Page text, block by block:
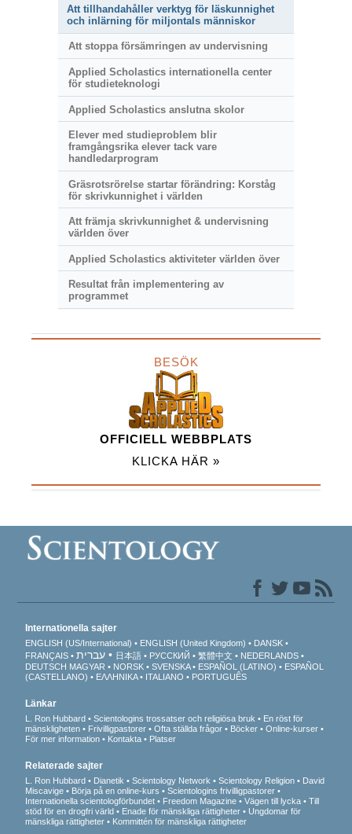
Att tillhandahåller verktyg för läskunnighet
och inlärning för miljontals människor
Att stoppa försämringen av undervisning
Applied Scholastics internationella center
för studieteknologi
Applied Scholastics anslutna skolor
Elever med studieproblem blir
framgångsrika elever tack vare
handledarprogram
Gräsrotsrörelse startar förändring: Korståg
för skrivkunnighet i världen
Att främja skrivkunnighet & undervisning
världen över
Applied Scholastics aktiviteter världen över
Resultat från implementering av
programmet
BESÖK
OFFICIELL WEBBPLATS
KLICKA HÄR »
Internationella sajter
ENGLISH (US/International) ENGLISH (United Kingdom)
DANSK
FRANÇAIS
עברית 日本語 РУССКИЙ 繁體中文
NEDERLANDS
DEUTSCH MAGYAR NORSK SVENSKA ESPAÑOL (LATINO)
ESPAÑOL
(CASTELLANO)
ΕΛΛΗΝΙΚA ITALIANO PORTUGUÊS
Länkar
L. Ron Hubbard Scientologins trossatser och religiösa bruk
En röst för
mänskligheten
Frivilligpastorer Ofta ställda frågor Böcker
Online-kurser
För mer information
Kontakta Platser
Relaterade sajter
L. Ron Hubbard Dianetik Scientology Network Scientology Religion
David
Miscavige
Börja på en online-kurs
Scientologins frivilligpastorer
Internationella scientologförbundet
Freedom Magazine Vägen till lycka
Till
stöd för en drogfri värld
Enade för mänskliga rättigheter
Ungdomar för
mänskliga rättigheter
Kommittén för mänskliga rättigheter